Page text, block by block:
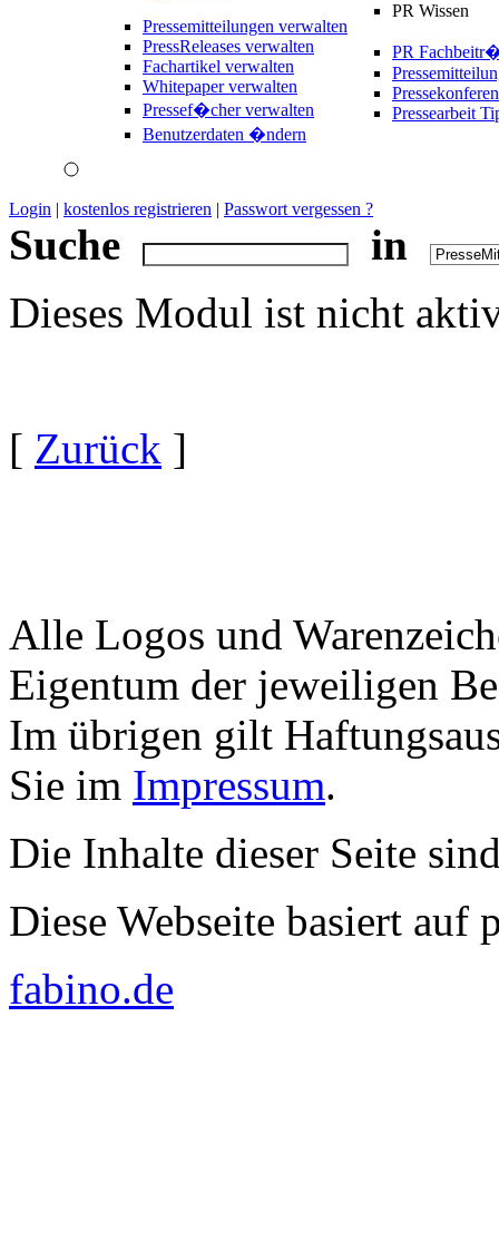
Pressemitteilungen verwalten
PressReleases verwalten
Fachartikel verwalten
Whitepaper verwalten
Pressef�cher verwalten
Benutzerdaten �ndern
PR Wissen
PR
Pressearbeit
Login | kostenlos registrieren | Passwort vergessen ?
Suche
in
Dieses Modul ist nicht
[ Zurück ]
Alle Logos und
Eigentum der jeweiligen
Im übrigen gilt
Sie im Impressum.
Die Inhalte dieser Seite
Diese Webseite basiert auf
fabino.de